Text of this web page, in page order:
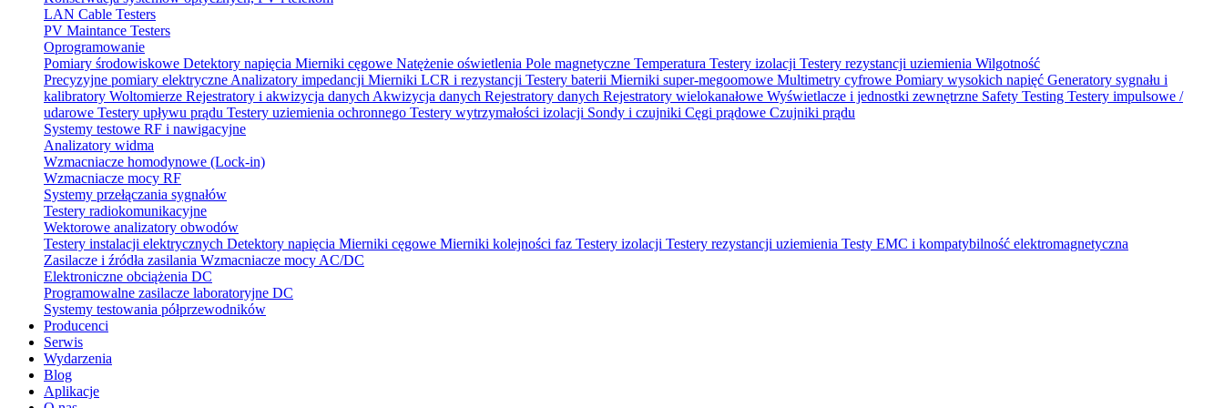
LAN Cable Testers
PV Maintance Testers
Oprogramowanie
Pomiary środowiskowe Detektory napięcia Mierniki cęgowe Natężenie oświetlenia Pole magnetyczne Temperatura Testery izolacji Testery rezystancji uziemienia Wilgotność
Precyzyjne pomiary elektryczne Analizatory impedancji Mierniki LCR i rezystancji Testery baterii Mierniki super-megoomowe Multimetry cyfrowe Pomiary wysokich napięć Generatory sygnału i
kalibratory Woltomierze Rejestratory i akwizycja danych Akwizycja danych Rejestratory danych Rejestratory wielokanałowe Wyświetlacze i jednostki zewnętrzne Safety Testing Testery impulsowe /
udarowe Testery upływu prądu Testery uziemienia ochronnego Testery wytrzymałości izolacji Sondy i czujniki Cęgi prądowe Czujniki prądu
Systemy testowe RF i nawigacyjne
Analizatory widma
Wzmacniacze homodynowe (Lock‑in)
Wzmacniacze mocy RF
Systemy przełączania sygnałów
Testery radiokomunikacyjne
Wektorowe analizatory obwodów
Testery instalacji elektrycznych Detektory napięcia Mierniki cęgowe Mierniki kolejności faz Testery izolacji Testery rezystancji uziemienia Testy EMC i kompatybilność elektromagnetyczna
Zasilacze i źródła zasilania Wzmacniacze mocy AC/DC
Elektroniczne obciążenia DC
Programowalne zasilacze laboratoryjne DC
Systemy testowania półprzewodników
Producenci
Serwis
Wydarzenia
Blog
Aplikacje